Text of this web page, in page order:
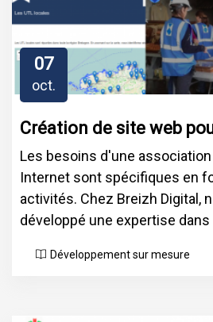
07
oct.
Création de site web
Les besoins d'une
Internet sont spécifiques en
activités. Chez Breizh Digital,
développé une expertise dans
Développement sur mesure